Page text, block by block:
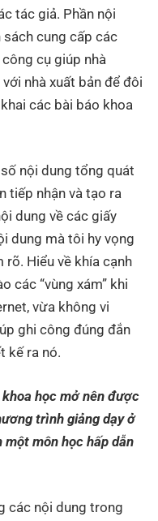
tác giả. Phần nội
cung cấp các
cụ giúp nhà
nhà xuất bản để đôi
các bài báo khoa
nội dung tổng quát
tiếp nhận và tạo ra
dung về các giấy
dung mà tôi hy vọng
rõ. Hiểu về khía cạnh
các “vùng xám” khi
vừa không vi
ghi công đúng đắn
kế ra nó.
học mở nên được
trình giảng dạy ở
môn học hấp dẫn
các nội dung trong